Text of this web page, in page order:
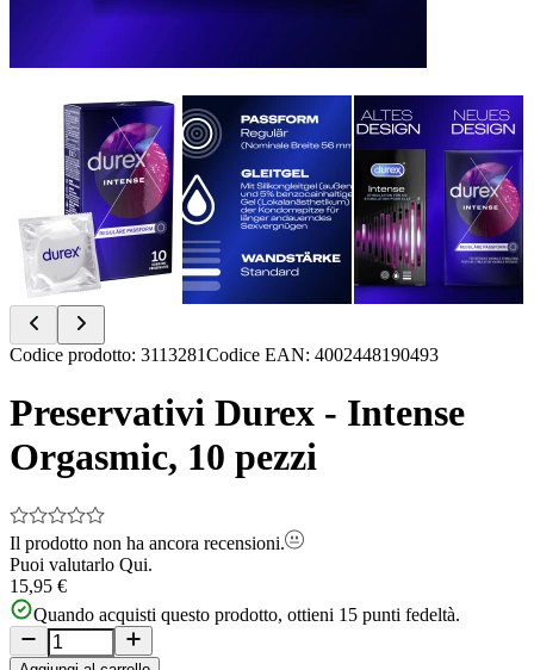
Item
of
Codice prodotto: 3113281Codice EAN: 4002448190493
Preservativi Durex - Intense
Orgasmic, 10 pezzi
Il prodotto non ha ancora recensioni.
Puoi valutarlo Qui.
15,95 €
Quando acquisti questo prodotto, ottieni 15 punti fedeltà.